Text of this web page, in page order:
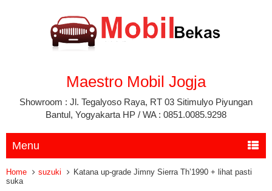
Maestro Mobil Jogja
Showroom : Jl. Tegalyoso Raya, RT 03 Sitimulyo Piyungan
Bantul, Yogyakarta HP / WA : 0851.0085.9298
Menu
Home suzuki
Katana up-grade Jimny Sierra Th’1990 + lihat pasti
suka